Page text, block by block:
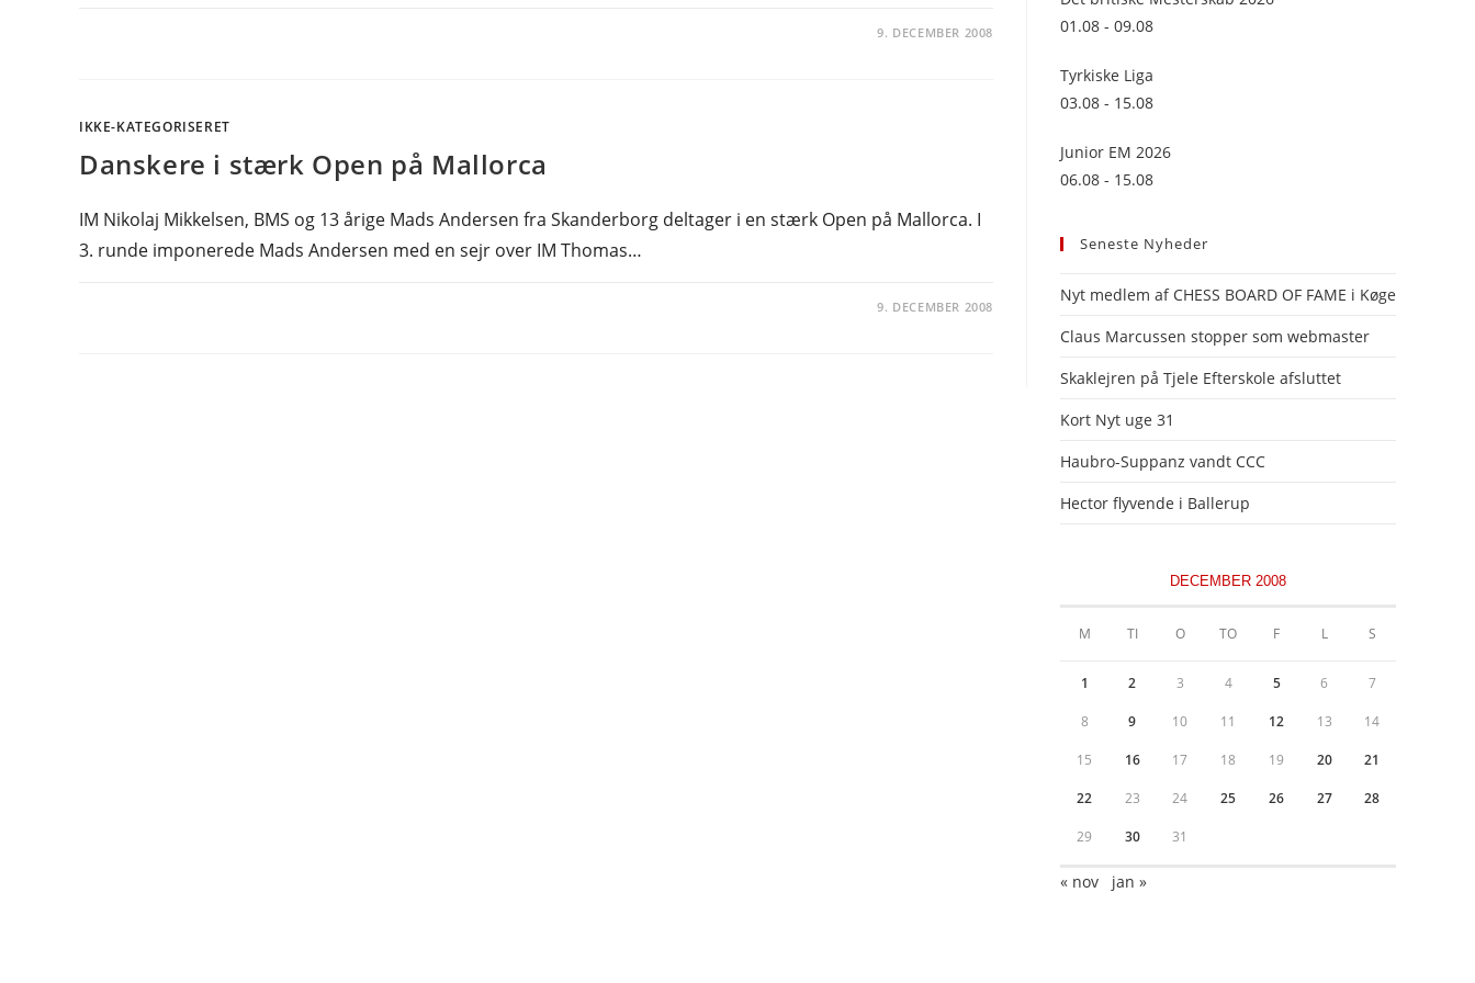
9. DECEMBER 2008
IKKE-KATEGORISERET
Danskere i stærk Open på Mallorca
IM Nikolaj Mikkelsen, BMS og 13 årige Mads Andersen fra Skanderborg deltager i en stærk Open på Mallorca. I
3. runde imponerede Mads Andersen med en sejr over IM Thomas…
9. DECEMBER 2008
01.08 - 09.08
Tyrkiske Liga
03.08 - 15.08
Junior EM 2026
06.08 - 15.08
Seneste Nyheder
Nyt medlem af CHESS BOARD OF FAME i Køge
Claus Marcussen stopper som webmaster
Skaklejren på Tjele Efterskole afsluttet
Kort Nyt uge 31
Haubro-Suppanz vandt CCC
Hector flyvende i Ballerup
DECEMBER 2008
M TI O TO F L S
1 2 3 4 5 6 7
8 9 10 11 12 13 14
15 16 17 18 19 20 21
22 23 24 25 26 27 28
29 30 31
« nov jan »